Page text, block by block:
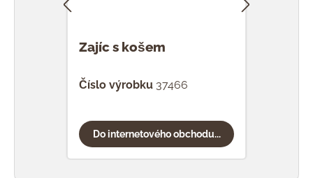
Zajíc s košem
Číslo výrobku 37466
Do internetového obchodu...